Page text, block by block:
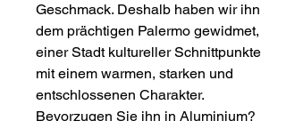
Geschmack. Deshalb haben wir ihn
dem prächtigen Palermo gewidmet,
einer Stadt kultureller Schnittpunkte
mit einem warmen, starken und
entschlossenen Charakter.
Bevorzugen Sie ihn in Aluminium?